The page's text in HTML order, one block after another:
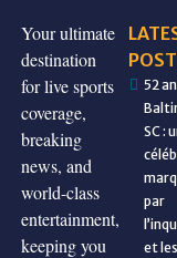
Your ultimate
destination
for live sports
coverage,
breaking
news, and
world-class
entertainment,
keeping you
52
SC :
par
et les